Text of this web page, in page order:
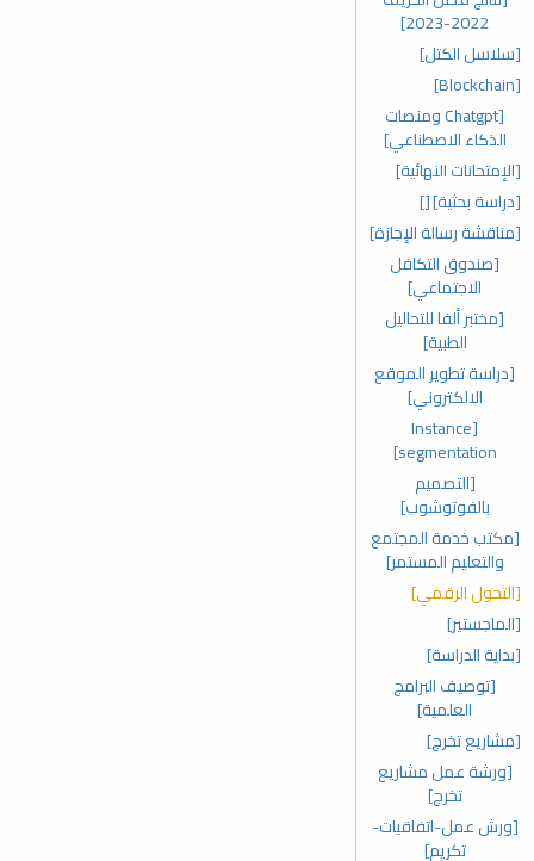
2022-2023]
[سلاسل الكتل]
[Blockchain]
[Chatgpt ومنصات
الذكاء الاصطناعي]
[الإمتحانات النهائية]
[دراسة بحثية][]
[مناقشة رسالة الإجازة]
[صندوق التكافل
الاجتماعي]
[مختبر ألفا للتحاليل
الطبية]
[دراسة تطوير الموقع
الالكتروني]
[Instance
segmentation]
[التصميم
بالفوتوشوب]
[مكتب خدمة المجتمع
والتعليم المستمر]
[التحول الرقمي]
[الماجستير]
[بداية الدراسة]
[توصيف البرامج
العلمية]
[مشاريع تخرج]
[ورشة عمل مشاريع
تخرج]
[ورش عمل-اتفاقيات-
تكريم]